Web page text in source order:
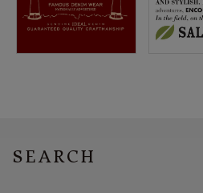
SEARCH